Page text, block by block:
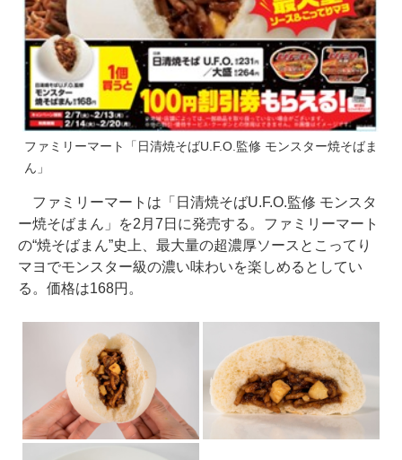
ファミリーマート「日清焼そばU.F.O.監修 モンスター焼そばま
ん」
ファミリーマートは「日清焼そばU.F.O.監修 モンスタ
ー焼そばまん」を2月7日に発売する。ファミリーマート
の“焼そばまん”史上、最大量の超濃厚ソースとこってり
マヨでモンスター級の濃い味わいを楽しめるとしてい
る。価格は168円。